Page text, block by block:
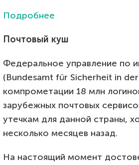
Подробнее
Почтовый куш
Федеральное управление по
(Bundesamt für Sicherheit in
компрометации 18 млн
зарубежных почтовых
утечкам для данной страны,
несколько месяцев назад.
На настоящий момент